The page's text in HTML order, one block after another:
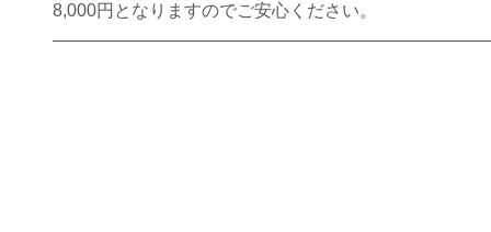
8,000円となりますのでご安心ください。